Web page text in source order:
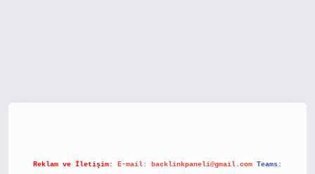
Reklam ve İletişim: E-mail: backlinkpaneli@gmail.com Teams: